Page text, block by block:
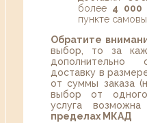
более 4 000
пункте
Обратите
выбор, то за
дополнительно
доставку в
от суммы заказа
выбор от одного
услуга
пределах МКАД